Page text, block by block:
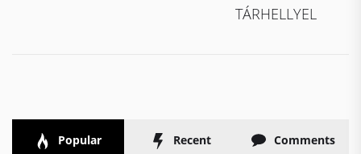
TÁRHELLYEL
Popular Recent Comments